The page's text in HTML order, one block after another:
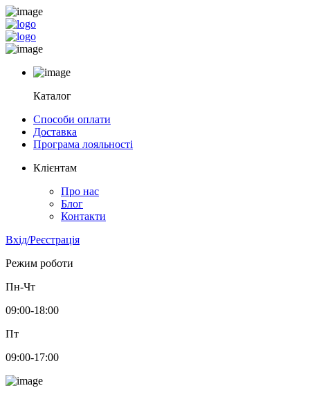
Каталог
Способи оплати
Доставка
Програма лояльності
Клієнтам
Про нас
Блог
Контакти
Вхід/Реєстрація
Режим роботи
Пн-Чт
09:00-18:00
Пт
09:00-17:00